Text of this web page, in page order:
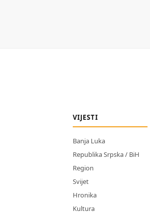
VIJESTI
Banja Luka
Republika Srpska / BiH
Region
Svijet
Hronika
Kultura